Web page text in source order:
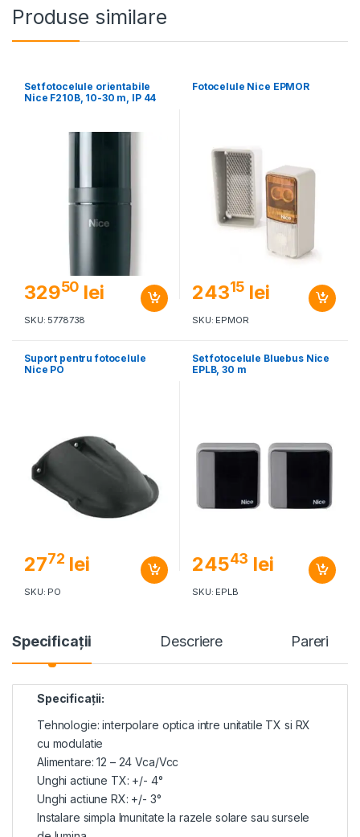
Produse similare
Set fotocelule orientabile
Nice F210B, 10-30 m, IP 44
32950 lei
SKU: 5778738
Fotocelule Nice EPMOR
24315 lei
SKU: EPMOR
Suport pentru fotocelule
Nice PO
2772 lei
SKU: PO
Set fotocelule Bluebus Nice
EPLB, 30 m
24543 lei
SKU: EPLB
Specificaţii Descriere Pareri
Specificaţii:
Tehnologie: interpolare optica intre unitatile TX si RX
cu modulatie
Alimentare: 12 – 24 Vca/Vcc
Unghi actiune TX: +/- 4°
Unghi actiune RX: +/- 3°
Instalare simpla Imunitate la razele solare sau sursele